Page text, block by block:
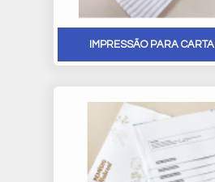
IMPRESSÃO PARA